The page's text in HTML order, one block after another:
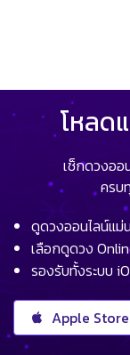
โหลด
เช็กดวงอ
ครบ
ดูดวงออนไลน์แม่
เลือกดูดวง
รองรับทั้งระบบ
Apple